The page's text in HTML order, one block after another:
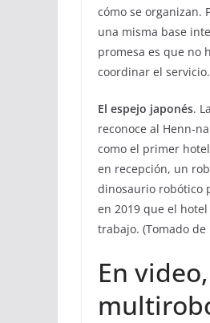
cómo se organizan.
una misma base
promesa es que no
coordinar el servicio.
El espejo japonés.
reconoce al Henn-
como el primer
en recepción, un
dinosaurio robótico
en 2019 que el
trabajo. (Tomado de
En